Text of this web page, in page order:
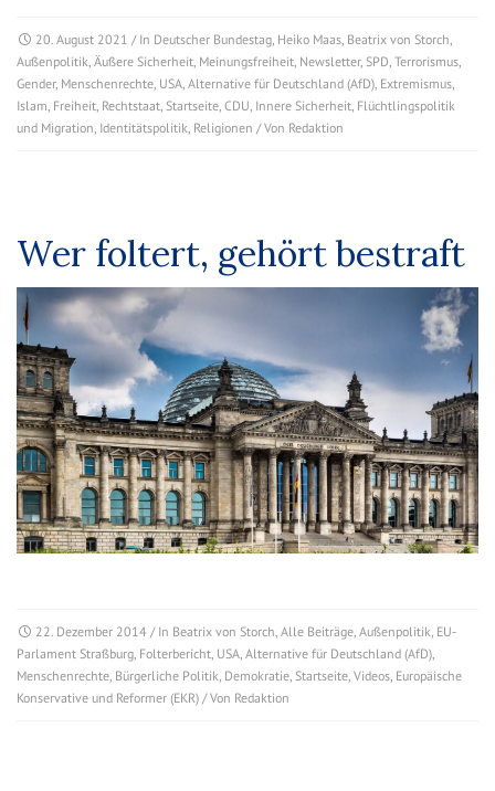
20. August 2021 / In Deutscher Bundestag Heiko Maas Beatrix von Storch
Außenpolitik Äußere Sicherheit Meinungsfreiheit Newsletter, SPD Terrorismus
Gender, Menschenrechte USA Alternative für Deutschland (AfD) Extremismus
Islam Freiheit Rechtstaat Startseite CDU Innere Sicherheit Flüchtlingspolitik
und Migration Identitätspolitik Religionen / Von Redaktion
Wer foltert, gehört bestraft
22. Dezember 2014 / In Beatrix von Storch Alle Beiträge Außenpolitik EU-
Parlament Straßburg Folterbericht USA Alternative für Deutschland (AfD)
Menschenrechte Bürgerliche Politik Demokratie Startseite Videos Europäische
Konservative und Reformer (EKR) / Von Redaktion